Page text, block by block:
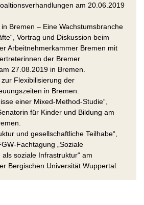
am 20.06.2019
in Bremen – Eine Wachstumsbranche
Vortrag und Diskussion beim
Arbeitnehmerkammer Bremen mit
der Bremer
27.08.2019 in Bremen.
zur Flexibilisierung der
in Bremen:
einer Mixed-Method-Studie“,
für Kinder und Bildung am
und gesellschaftliche Teilhabe“,
Fachtagung „Soziale
soziale Infrastruktur“ am
Bergischen Universität Wuppertal.